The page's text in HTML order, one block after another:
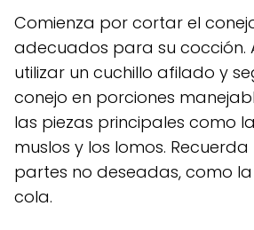
Comienza por cortar el
adecuados para su cocción.
utilizar un cuchillo afilado y
conejo en porciones
las piezas principales como
muslos y los lomos.
partes no deseadas, como
cola.